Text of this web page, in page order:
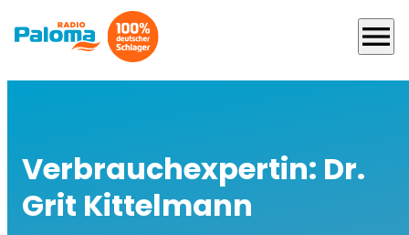
menu
Verbrauchexpertin: Dr.
Grit Kittelmann